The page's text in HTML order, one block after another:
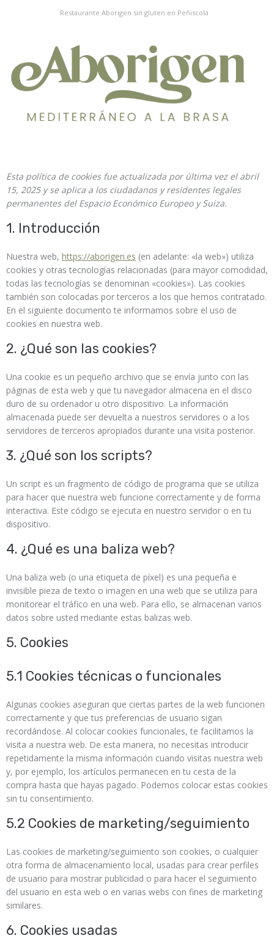
Restaurante Aborigen sin gluten en Peñiscola
Esta política de cookies fue actualizada por última vez el abril
15, 2025 y se aplica a los ciudadanos y residentes legales
permanentes del Espacio Económico Europeo y Suiza.
1. Introducción
Nuestra web, https://aborigen.es (en adelante: «la web») utiliza
cookies y otras tecnologías relacionadas (para mayor comodidad,
todas las tecnologías se denominan «cookies»). Las cookies
también son colocadas por terceros a los que hemos contratado.
En el siguiente documento te informamos sobre el uso de
cookies en nuestra web.
2. ¿Qué son las cookies?
Una cookie es un pequeño archivo que se envía junto con las
páginas de esta web y que tu navegador almacena en el disco
duro de su ordenador u otro dispositivo. La información
almacenada puede ser devuelta a nuestros servidores o a los
servidores de terceros apropiados durante una visita posterior.
3. ¿Qué son los scripts?
Un script es un fragmento de código de programa que se utiliza
para hacer que nuestra web funcione correctamente y de forma
interactiva. Este código se ejecuta en nuestro servidor o en tu
dispositivo.
4. ¿Qué es una baliza web?
Una baliza web (o una etiqueta de píxel) es una pequeña e
invisible pieza de texto o imagen en una web que se utiliza para
monitorear el tráfico en una web. Para ello, se almacenan varios
datos sobre usted mediante estas balizas web.
5. Cookies
5.1 Cookies técnicas o funcionales
Algunas cookies aseguran que ciertas partes de la web funcionen
correctamente y que tus preferencias de usuario sigan
recordándose. Al colocar cookies funcionales, te facilitamos la
visita a nuestra web. De esta manera, no necesitas introducir
repetidamente la misma información cuando visitas nuestra web
y, por ejemplo, los artículos permanecen en tu cesta de la
compra hasta que hayas pagado. Podemos colocar estas cookies
sin tu consentimiento.
5.2 Cookies de marketing/seguimiento
Las cookies de marketing/seguimiento son cookies, o cualquier
otra forma de almacenamiento local, usadas para crear perfiles
de usuario para mostrar publicidad o para hacer el seguimiento
del usuario en esta web o en varias webs con fines de marketing
similares.
6. Cookies usadas